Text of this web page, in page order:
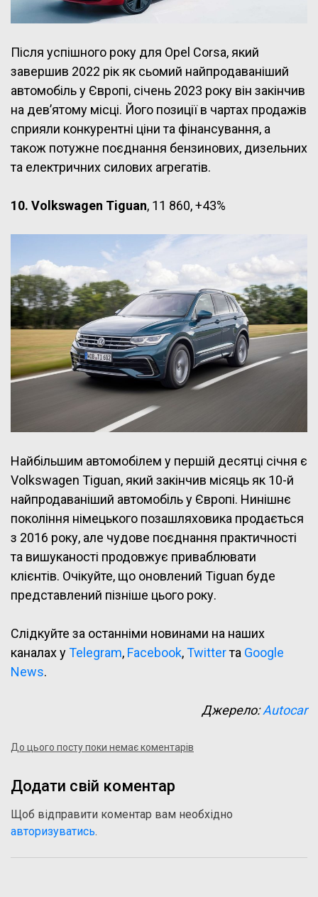
Після успішного року для Opel Corsa, який
завершив 2022 рік як сьомий найпродаваніший
автомобіль у Європі, січень 2023 року він закінчив
на дев’ятому місці. Його позиції в чартах продажів
сприяли конкурентні ціни та фінансування, а
також потужне поєднання бензинових, дизельних
та електричних силових агрегатів.
10. Volkswagen Tiguan, 11 860, +43%
Найбільшим автомобілем у першій десятці січня є
Volkswagen Tiguan, який закінчив місяць як 10-й
найпродаваніший автомобіль у Європі. Нинішнє
покоління німецького позашляховика продається
з 2016 року, але чудове поєднання практичності
та вишуканості продовжує приваблювати
клієнтів. Очікуйте, що оновлений Tiguan буде
представлений пізніше цього року.
Слідкуйте за останніми новинами на наших
каналах уTelegram, Facebook,Twitterта Google
News.
Джерело:Autocar
До цього посту поки немає коментарів
Додати свій коментар
Щоб відправити коментар вам необхідно
авторизуватись.